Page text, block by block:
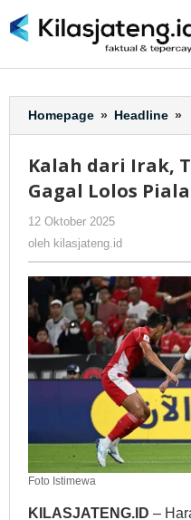
ke
Homepage » Headline »
Kalah dari Irak,
Gagal Lolos
12 Oktober 2025
oleh kilasjateng.id
Foto Istimewa
KILASJATENG.ID –